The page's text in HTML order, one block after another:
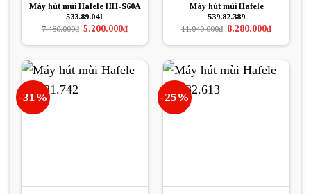
Máy hút mùi Hafele HH-S60A
533.89.041
7.480.000₫ Giá
là:
5.200.000₫Giá
hiện
tại
5.200.000₫.
Máy hút mùi Hafele
539.82.389
11.040.000₫ Giá
là:
8.280.000₫Giá
hiện
tại
8.280.000₫.
-31% -25%